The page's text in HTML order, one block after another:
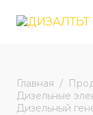
Главная
Дизельные
Дизельный